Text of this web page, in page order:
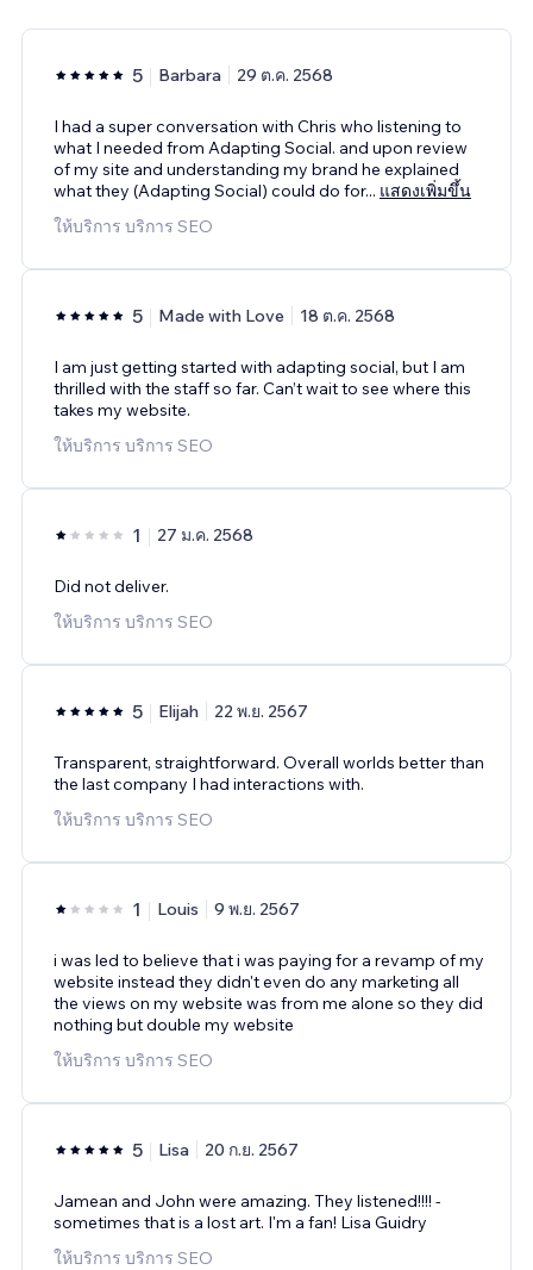
5 Barbara 29 ต.ค. 2568
I had a super conversation with Chris who listening to
what I needed from Adapting Social. and upon review
of my site and understanding my brand he explained
what they (Adapting Social) could do for... แสดงเพิ่มขึ้น
ให้บริการ บริการ SEO
5 Made with Love 18 ต.ค. 2568
I am just getting started with adapting social, but I am
thrilled with the staff so far. Can’t wait to see where this
takes my website.
ให้บริการ บริการ SEO
1 27 ม.ค. 2568
Did not deliver.
ให้บริการ บริการ SEO
5 Elijah 22 พ.ย. 2567
Transparent, straightforward. Overall worlds better than
the last company I had interactions with.
ให้บริการ บริการ SEO
1 Louis 9 พ.ย. 2567
i was led to believe that i was paying for a revamp of my
website instead they didn't even do any marketing all
the views on my website was from me alone so they did
nothing but double my website
ให้บริการ บริการ SEO
5 Lisa 20 ก.ย. 2567
Jamean and John were amazing. They listened!!!! -
sometimes that is a lost art. I'm a fan! Lisa Guidry
ให้บริการ บริการ SEO